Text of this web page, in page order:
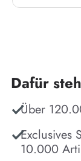
Dafür
Über
Exclusives
10.000